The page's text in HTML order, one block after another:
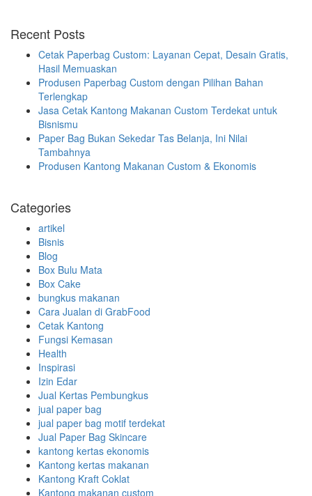
Recent Posts
Cetak Paperbag Custom: Layanan Cepat, Desain Gratis,
Hasil Memuaskan
Produsen Paperbag Custom dengan Pilihan Bahan
Terlengkap
Jasa Cetak Kantong Makanan Custom Terdekat untuk
Bisnismu
Paper Bag Bukan Sekedar Tas Belanja, Ini Nilai
Tambahnya
Produsen Kantong Makanan Custom & Ekonomis
Categories
artikel
Bisnis
Blog
Box Bulu Mata
Box Cake
bungkus makanan
Cara Jualan di GrabFood
Cetak Kantong
Fungsi Kemasan
Health
Inspirasi
Izin Edar
Jual Kertas Pembungkus
jual paper bag
jual paper bag motif terdekat
Jual Paper Bag Skincare
kantong kertas ekonomis
Kantong kertas makanan
Kantong Kraft Coklat
Kantong makanan custom